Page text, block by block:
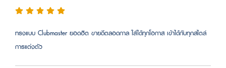
ทรงแบบ Clubmaster ยอดฮิต ขายดีตลอดกาล ใส่ได้ทุกโอกาส เข้าได้กับทุกสไตล์
การแต่งตัว